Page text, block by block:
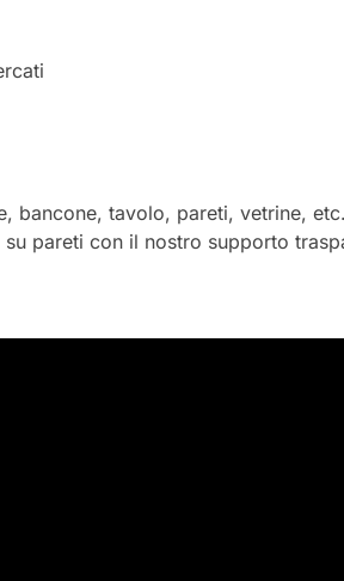
bancone, tavolo, pareti, vetrine,
pareti con il nostro supporto